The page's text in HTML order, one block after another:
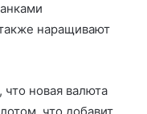
наращивают
новая валюта